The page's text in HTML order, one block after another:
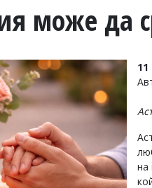
може да
на